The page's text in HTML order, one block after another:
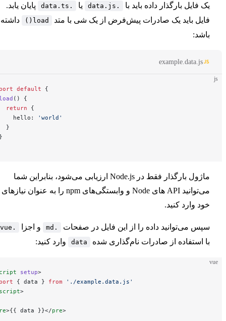
استفاده از Vue در Markdown
بارگیری داده در زمان Build
سازگاری SSR
بارگذار داده باید با .data.js یا .data.ts
پایان یابد.
باید یک صادرات پیش‌فرض از یک شی با متد
load()
داشته
export default
  load
    return
      hello:
ماژول بارگذار فقط در Node.js ارزیابی می‌شود، بنابراین شما
می‌توانید API ‌های Node و وابستگی‌های npm را به عنوان نیازهای
وارد کنید.
می‌توانید داده را از این فایل در صفحات .md و اجزا .vue
از صادرات نام‌گذاری شده data وارد کنید:
script
import
{ data } from './example.data.js'
</
<pre>{{ data }}</